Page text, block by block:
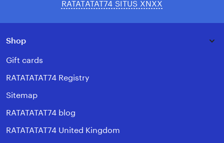
RATATATAT74 SITUS XNXX
Shop
Gift cards
RATATATAT74 Registry
Sitemap
RATATATAT74 blog
RATATATAT74 United Kingdom